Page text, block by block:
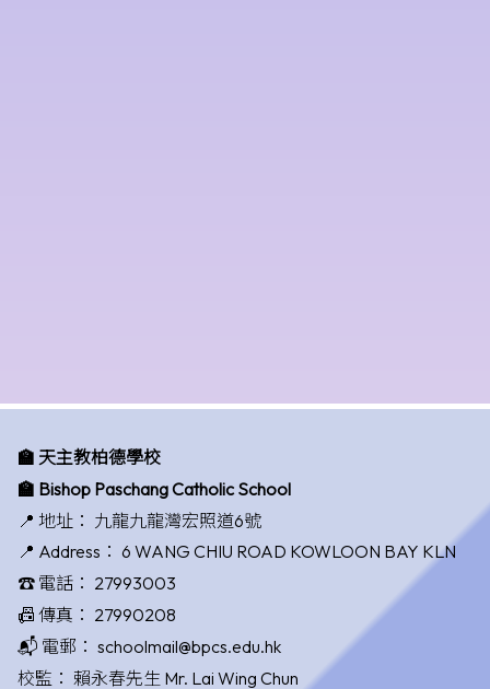
🏫 天主教柏德學校
🏫 Bishop Paschang Catholic School
📍 地址： 九龍九龍灣宏照道6號
📍 Address： 6 WANG CHIU ROAD KOWLOON BAY KLN
☎️ 電話： 27993003
📠 傳真： 27990208
📬 電郵： schoolmail@bpcs.edu.hk
校監： 賴永春先生 Mr. Lai Wing Chun